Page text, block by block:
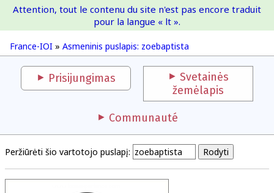
France-IOI
France-IOI » Asmeninis puslapis: zoebaptista
Attention, tout le contenu du site n'est pas encore traduit
pour la langue « lt ».
Prisijungimas
Svetainės
žemėlapis
Communauté
Peržiūrėti šio vartotojo puslapį: